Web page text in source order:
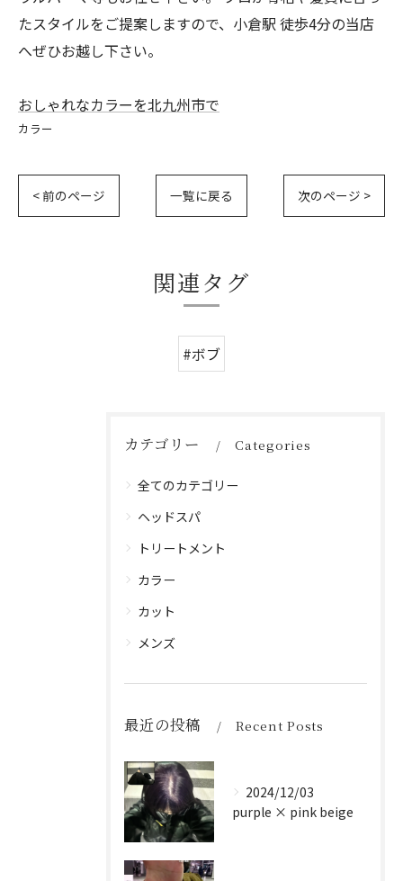
たスタイルをご提案しますので、小倉駅 徒歩4分の当店
へぜひお越し下さい。
おしゃれなカラーを北九州市で
カラー
< 前のページ 一覧に戻る 次のページ >
関連タグ
#ボブ
カテゴリー Categories
全てのカテゴリー
ヘッドスパ
トリートメント
カラー
カット
メンズ
最近の投稿 Recent Posts
2024/12/03
purple × pink beige